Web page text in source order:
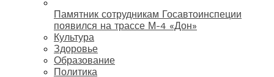
Памятник сотрудникам Госавтоинспеции
появился на трассе М-4 «Дон»
Культура
Здоровье
Образование
Политика